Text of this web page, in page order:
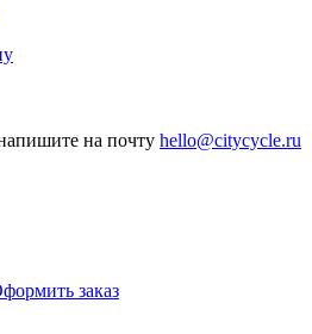
на почту hello@citycycle.ru
заказ